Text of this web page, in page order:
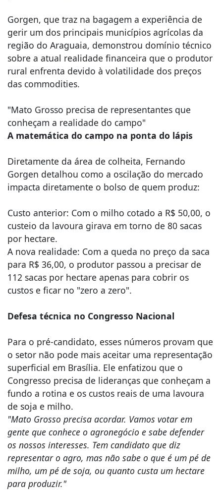
​Gorgen, que traz na bagagem a experiência de
gerir um dos principais municípios agrícolas da
região do Araguaia, demonstrou domínio técnico
sobre a atual realidade financeira que o produtor
rural enfrenta devido à volatilidade dos preços
das commodities.
"Mato Grosso precisa de representantes que
conheçam a realidade do campo"
​A matemática do campo na ponta do lápis
​Diretamente da área de colheita, Fernando
Gorgen detalhou como a oscilação do mercado
impacta diretamente o bolso de quem produz:
​Custo anterior: Com o milho cotado a R$ 50,00, o
custeio da lavoura girava em torno de 80 sacas
por hectare.
​A nova realidade: Com a queda no preço da saca
para R$ 36,00, o produtor passou a precisar de
112 sacas por hectare apenas para cobrir os
custos e ficar no "zero a zero".
​Defesa técnica no Congresso Nacional
​Para o pré-candidato, esses números provam que
o setor não pode mais aceitar uma representação
superficial em Brasília. Ele enfatizou que o
Congresso precisa de lideranças que conheçam a
fundo a rotina e os custos reais de uma lavoura
de soja e milho.
​"Mato Grosso precisa acordar. Vamos votar em
gente que conhece o agronegócio e sabe defender
os nossos interesses. Tem candidato que diz
representar o agro, mas não sabe o que é um pé de
milho, um pé de soja, ou quanto custa um hectare
para produzir."